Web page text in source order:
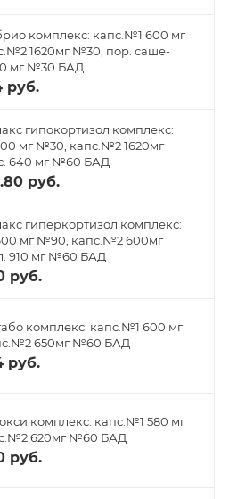
комплекс: капс.№1 600 мг
1620мг №30, пор. саше-
мг №30 БАД
руб.
гипокортизол комплекс:
мг №30, капс.№2 1620мг
640 мг №60 БАД
руб.
гиперкортизол комплекс:
мг №90, капс.№2 600мг
910 мг №60 БАД
руб.
комплекс: капс.№1 600 мг
650мг №60 БАД
руб.
комплекс: капс.№1 580 мг
620мг №60 БАД
руб.